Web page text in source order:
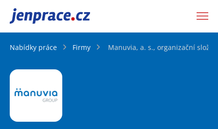
JenPráce.cz
Nabídky práce Firmy Manuvia, a. s., organizační složka